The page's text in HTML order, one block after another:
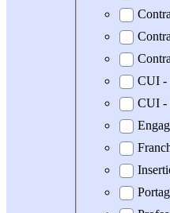
CUI -
CUI -